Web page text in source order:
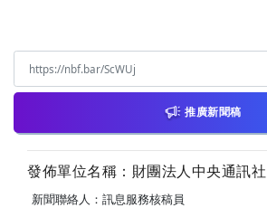
推廣新聞稿
發佈單位名稱：財團法人中央通訊社
新聞聯絡人：訊息服務核稿員